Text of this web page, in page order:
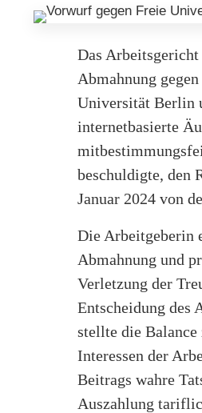
Das
Abmahnung
Universität Berlin
internetbasierte
beschuldigte, den
Januar 2024 von
Die Arbeitgeberin
Abmahnung und
Verletzung der
Entscheidung des
stellte die
Interessen der
Beitrags wahre
Auszahlung